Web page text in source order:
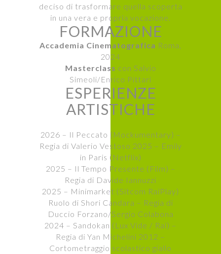
deciso di trasformare quella scoperta
in una vera e propria vocazione.
FORMAZIONE
Accademia Cinematografica Roma,
2024
Masterclass con Salvio
Simeoli/Enrico Pittari
ESPERIENZE
ARTISTICHE
2026 – Il Peccato (Mockumentary) –
Regia di Valerio Vestoso 2025 – Emily
in Paris (Netflix)
2025 – Il Tempo Presente (Film) –
Regia di Davide Iannuzzi
2025 – Minimarket (Sitcom RaiPlay)
Ruolo di Shori Candara – Regia di
Duccio Forzano/Sergio Colabona
2024 – Sandokan (Lux Vide / Rai) –
Regia di Yan Michelini 2012 –
Cortometraggio scolastico giallo